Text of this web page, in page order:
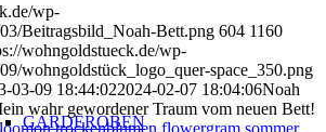
GARDEROBEN
wp-
Beitragsbild_Noah-Bett.png 604 1160
wohngoldstueck.de/wp-
wohngoldstück_logo_quer-space_350.png
03-09 18:44:022024-02-07 18:04:06Noah
wahr gewordener Traum vom neuen Bett!